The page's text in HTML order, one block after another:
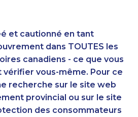
et cautionné en tant
dans TOUTES les
canadiens - ce que vous
vous-même. Pour ce
recherche sur le site web
provincial ou sur le site
des consommateurs